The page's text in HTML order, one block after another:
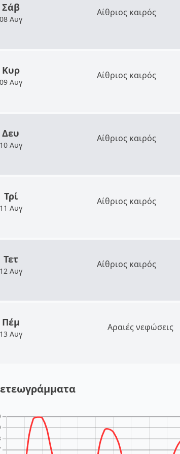
Σάβ
08 Αυγ
Αίθριος καιρός
Κυρ
09 Αυγ
Αίθριος καιρός
Δευ
10 Αυγ
Αίθριος καιρός
Τρί
11 Αυγ
Αίθριος καιρός
Τετ
12 Αυγ
Αίθριος καιρός
Πέμ
13 Αυγ
Αραιές νεφώσεις